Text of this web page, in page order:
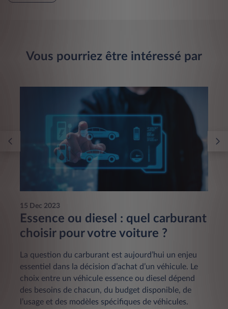
Vous pourriez être intéressé par
15 Dec 2023
Essence ou diesel : quel carburant
choisir pour votre voiture ?
La question du carburant est aujourd’hui un enjeu
essentiel dans la décision d’achat d’un véhicule. Le
choix entre un véhicule essence ou diesel dépend
des besoins de chacun, du budget disponible, de
l’usage et des modèles spécifiques de véhicules.